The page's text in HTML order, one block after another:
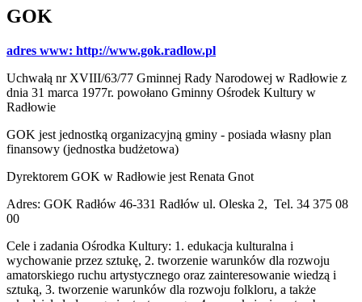
GOK
adres www: http://www.gok.radlow.pl
Uchwałą nr XVIII/63/77 Gminnej Rady Narodowej w Radłowie z
dnia 31 marca 1977r. powołano Gminny Ośrodek Kultury w
Radłowie
GOK jest jednostką organizacyjną gminy - posiada własny plan
finansowy (jednostka budżetowa)
Dyrektorem GOK w Radłowie jest Renata Gnot
Adres: GOK Radłów 46-331 Radłów ul. Oleska 2, Tel. 34 375 08
00
Cele i zadania Ośrodka Kultury: 1. edukacja kulturalna i
wychowanie przez sztukę, 2. tworzenie warunków dla rozwoju
amatorskiego ruchu artystycznego oraz zainteresowanie wiedzą i
sztuką, 3. tworzenie warunków dla rozwoju folkloru, a także